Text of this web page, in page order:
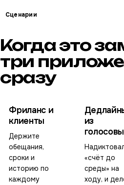
Сценарии
Когда это
три
сразу
Фриланс и
клиенты
Держите
обещания,
сроки и
историю по
каждому
из
«счёт до
среды» на
ходу, и